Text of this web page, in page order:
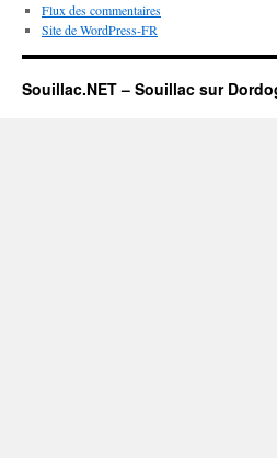
Flux des commentaires
Site de WordPress-FR
Souillac.NET – Souillac sur